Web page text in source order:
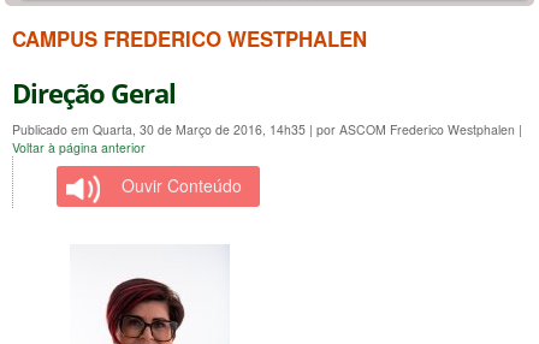
CAMPUS FREDERICO WESTPHALEN
Direção Geral
Publicado em Quarta, 30 de Março de 2016, 14h35 | por ASCOM Frederico Westphalen |
Voltar à página anterior
Ouvir Conteúdo